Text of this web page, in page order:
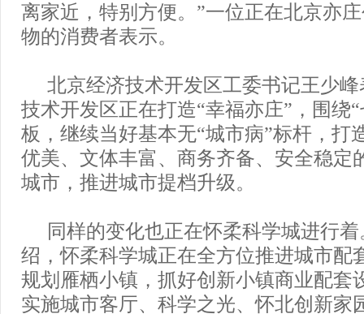
离家近，特别方便。”一位正在北京亦
物的消费者表示。
北京经济技术开发区工委书记王少
技术开发区正在打造“幸福亦庄”，围绕
板，继续当好基本无“城市病”标杆，打
优美、文体丰富、商务齐备、安全稳定
城市，推进城市提档升级。
同样的变化也正在怀柔科学城进行
绍，怀柔科学城正在全方位推进城市配
规划雁栖小镇，抓好创新小镇商业配套
实施城市客厅、科学之光、怀北创新家